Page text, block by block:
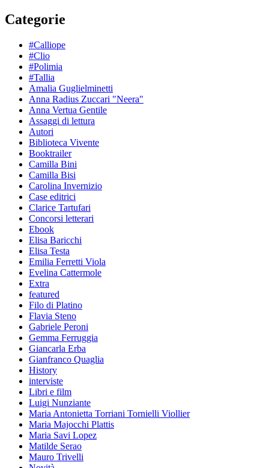
Categorie
#Calliope
#Clio
#Polimia
#Tallia
Amalia Guglielminetti
Anna Radius Zuccari "Neera"
Anna Vertua Gentile
Assaggi di lettura
Autori
Biblioteca Vivente
Booktrailer
Camilla Bini
Camilla Bisi
Carolina Invernizio
Case editrici
Clarice Tartufari
Concorsi letterari
Ebook
Elisa Baricchi
Elisa Testa
Emilia Ferretti Viola
Evelina Cattermole
Extra
featured
Filo di Platino
Flavia Steno
Gabriele Peroni
Gemma Ferruggia
Giancarla Erba
Gianfranco Quaglia
History
interviste
Libri e film
Luigi Nunziante
Maria Antonietta Torriani Tornielli Viollier
Maria Majocchi Plattis
Maria Savi Lopez
Matilde Serao
Mauro Trivelli